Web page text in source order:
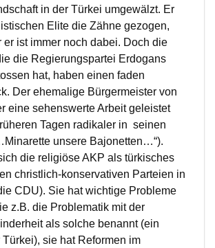
in der Türkei umgewälzt. Er
Elite die Zähne gezogen,
er ist immer noch dabei. Doch die
die Regierungspartei Erdogans
hat, haben einen faden
Der ehemalige Bürgermeister von
eine sehenswerte Arbeit geleistet
Tagen radikaler in seinen
unsere Bajonetten…“).
die religiöse AKP als türkisches
christlich-konservativen Parteien in
CDU). Sie hat wichtige Probleme
z.B. die Problematik mit der
als solche benannt (ein
Türkei), sie hat Reformen im